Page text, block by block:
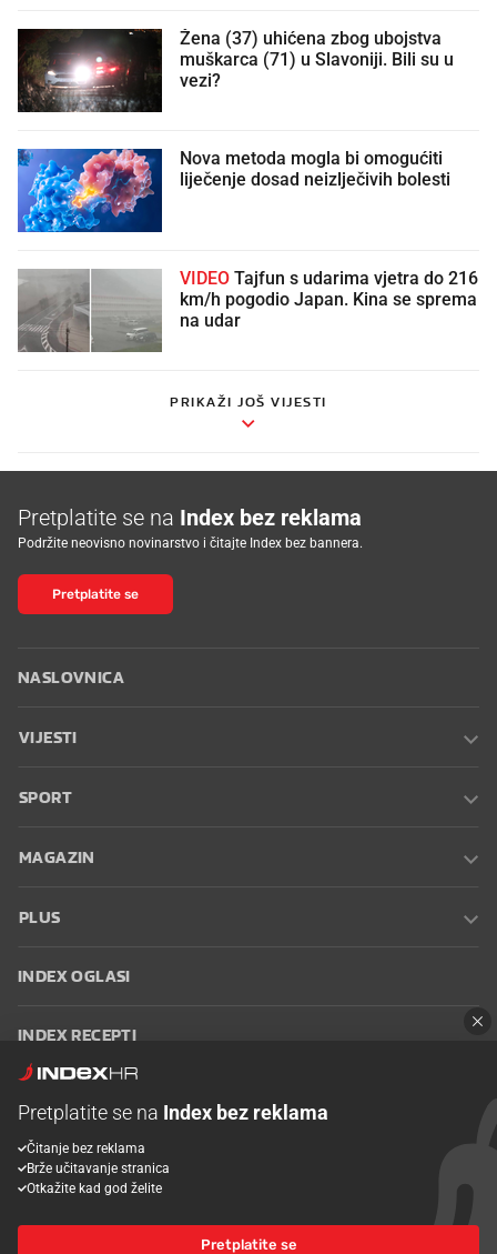
Žena (37) uhićena zbog ubojstva
muškarca (71) u Slavoniji. Bili su u
vezi?
Nova metoda mogla bi omogućiti
liječenje dosad neizlječivih bolesti
VIDEO
km/h pogodio Japan. Kina se sprema
na udar
PRIKAŽI JOŠ VIJESTI
Pretplatite se na Index bez reklama
Podržite neovisno novinarstvo i čitajte Index bez bannera.
Pretplatite se
NASLOVNICA
VIJESTI
SPORT
MAGAZIN
PLUS
INDEX OGLASI
INDEX RECEPTI
Oglašavanje Zaposli se na Indexu
korištenja
Postavke kolačića
Pretplatite se na Index bez reklama
Čitanje bez reklama
Brže učitavanje stranica
Otkažite kad god želite
Pretplatite se